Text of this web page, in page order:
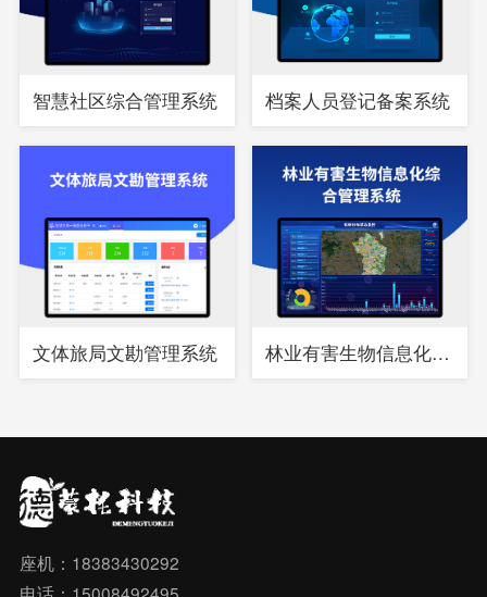
智慧社区综合管理系统 档案人员登记备案系统
文体旅局文勘管理系统 林业有害生物信息化综合管理系统
座机：18383430292